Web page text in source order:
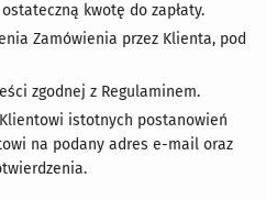
kwotę do zapłaty.
Zamówienia przez Klienta, pod
zgodnej z Regulaminem.
istotnych postanowień
na podany adres e-mail oraz